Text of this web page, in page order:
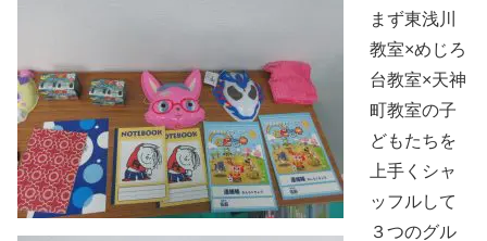
まず東浅川
教室×めじろ
台教室×天神
町教室の子
どもたちを
上手くシャ
ッフルして
３つのグル